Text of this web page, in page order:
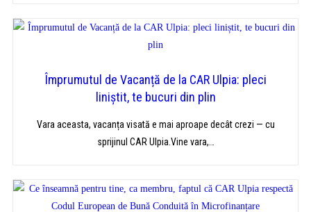
Împrumutul de Vacanță de la CAR Ulpia: pleci
liniștit, te bucuri din plin
Vara aceasta, vacanța visată e mai aproape decât crezi — cu
sprijinul CAR Ulpia.Vine vara,…